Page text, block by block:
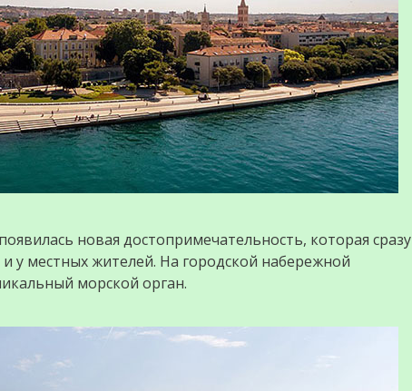
новая достопримечательность, которая сразу
и у местных жителей. На городской набережной
морской орган.